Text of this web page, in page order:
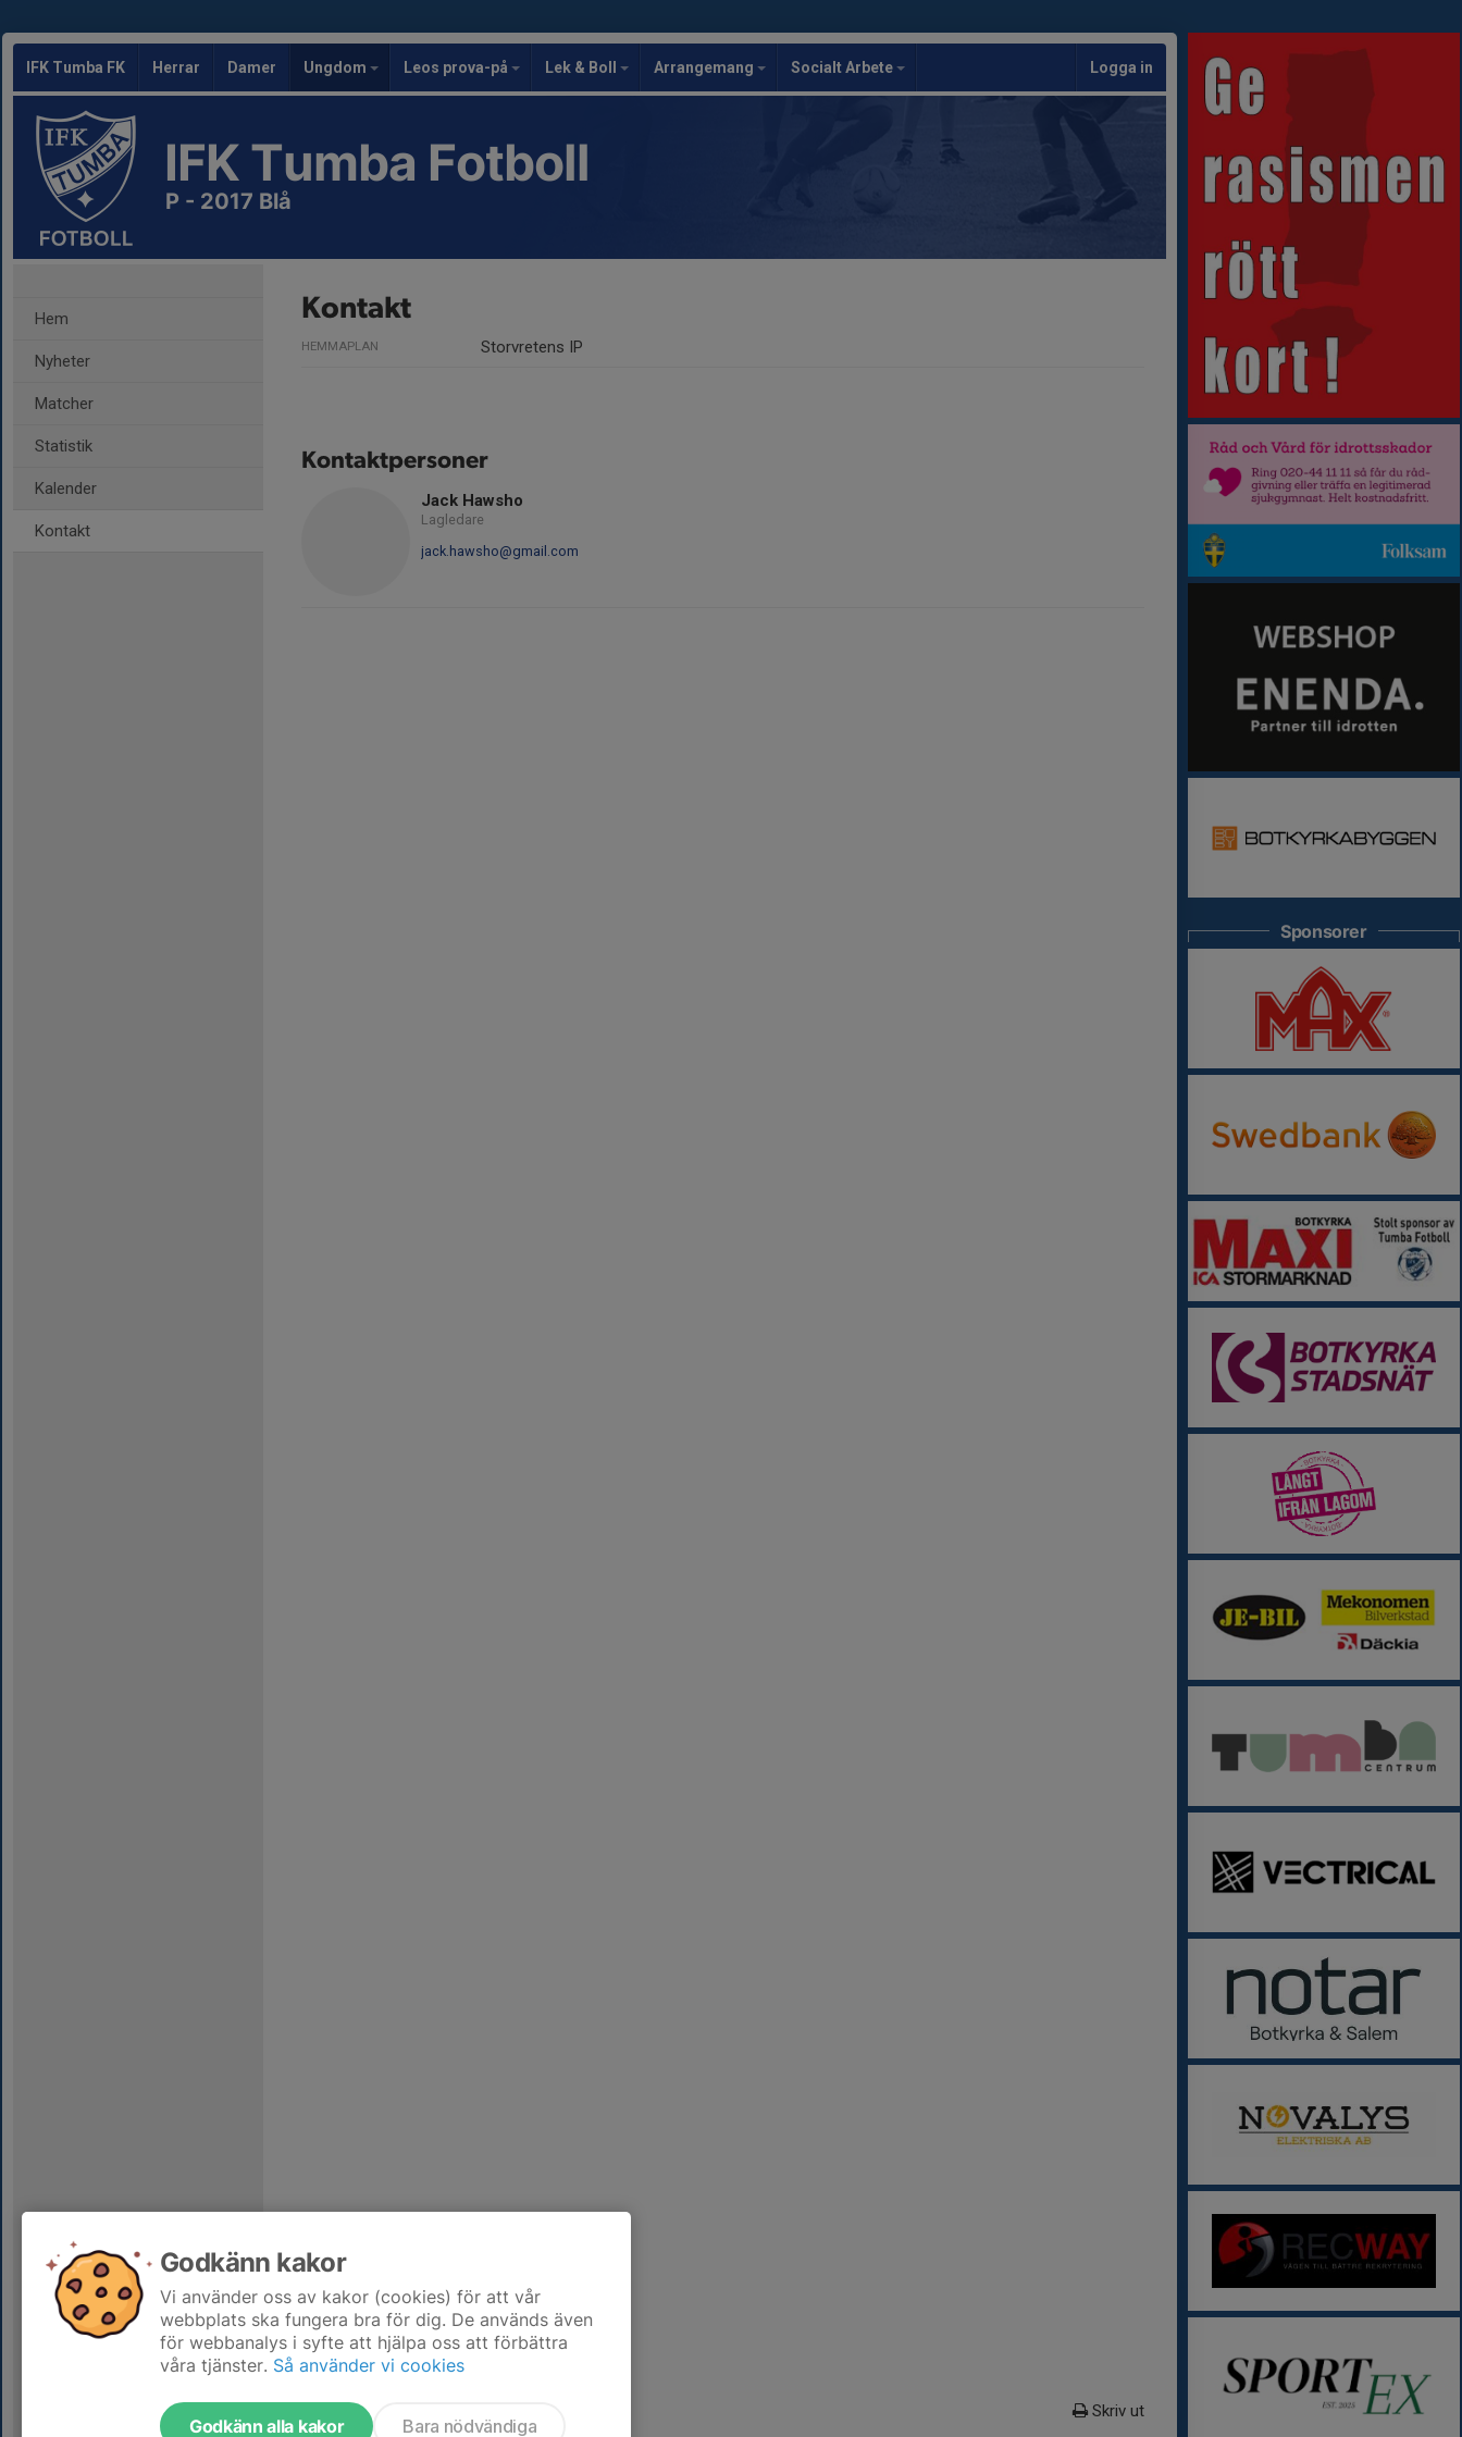
IFK Tumba FK Herrar Damer Ungdom Leos prova-på Lek & Boll Arrangemang Socialt Arbete Logga in
IFK Tumba Fotboll
P - 2017 Blå
Hem
Nyheter
Matcher
Statistik
Kalender
Kontakt
Kontakt
HEMMAPLAN Storvretens IP
Kontaktpersoner
Jack Hawsho
Lagledare
jack.hawsho@gmail.com
Skriv ut
Sponsorer
Godkänn kakor
Vi använder oss av kakor (cookies) för att vår
webbplats ska fungera bra för dig. De används även
för webbanalys i syfte att hjälpa oss att förbättra
våra tjänster. Så använder vi cookies
Godkänn alla kakor Bara nödvändiga